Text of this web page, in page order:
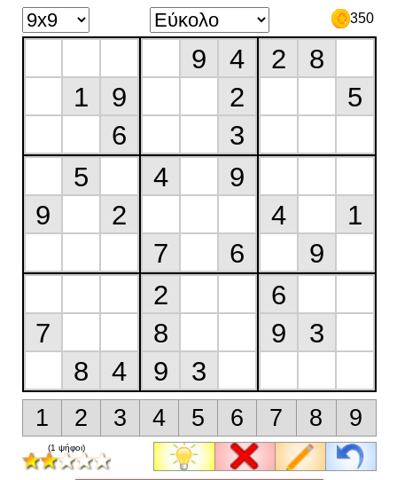
350
1
9
6
9
4
2
3
2
8
5
5
9
2
4 9
7 6
4
1
9
7
8
4
2
8
9
3
6
9
3
1 2 3 4 5 6 7 8 9
(1 ψήφοι)